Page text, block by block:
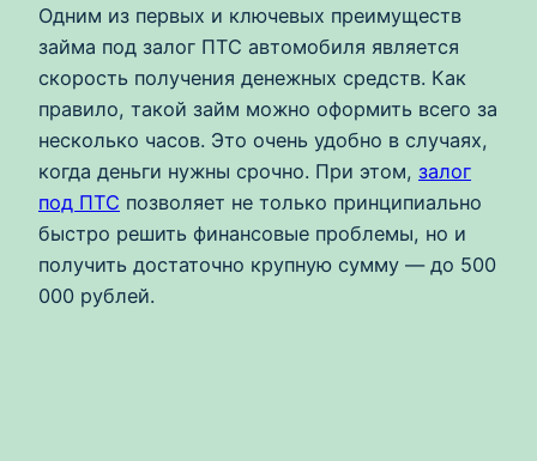
Одним из первых и ключевых преимуществ
займа под залог ПТС автомобиля является
скорость получения денежных средств. Как
правило, такой займ можно оформить всего за
несколько часов. Это очень удобно в случаях,
когда деньги нужны срочно. При этом, залог
под ПТС позволяет не только принципиально
быстро решить финансовые проблемы, но и
получить достаточно крупную сумму — до 500
000 рублей.